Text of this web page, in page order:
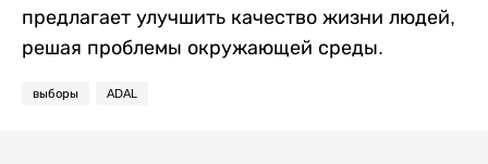
предлагает улучшить качество жизни людей,
решая проблемы окружающей среды.
выборы ADAL